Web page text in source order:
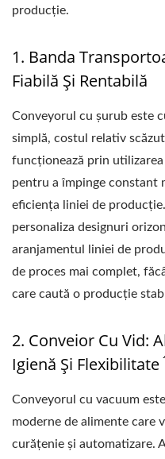
producție.
1. Banda
Fiabilă Și Rentabilă
Conveyorul cu șurub este
simplă, costul relativ
funcționează prin
pentru a împinge constant
eficiența liniei de
personaliza designuri
aranjamentul liniei de
de proces mai complet,
care caută o producție
2. Conveior Cu Vid:
Igienă Și
Conveyorul cu vacuum
moderne de alimente care
curățenie și automatizare.